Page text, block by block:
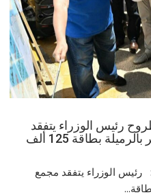
رئيس الوزراء يتفقد
مجمع محطات تحلية مياه البحر بالرميلة بطاقة 125 ألف
الوزراء يتفقد مجمع